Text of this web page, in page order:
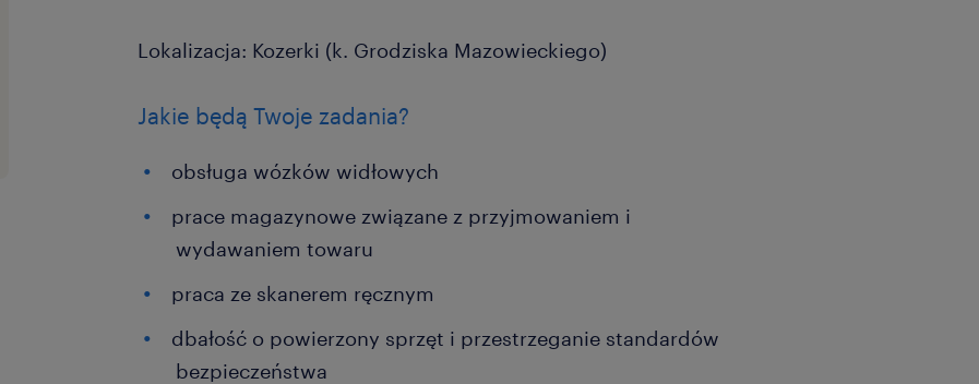
Lokalizacja: Kozerki (k. Grodziska Mazowieckiego)
Jakie będą Twoje zadania?
obsługa wózków widłowych
prace magazynowe związane z przyjmowaniem i
wydawaniem towaru
praca ze skanerem ręcznym
dbałość o powierzony sprzęt i przestrzeganie standardów
bezpieczeństwa